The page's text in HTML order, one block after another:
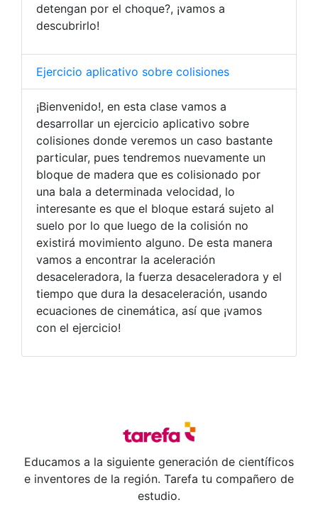
detengan por el choque?, ¡vamos a
descubrirlo!
Ejercicio aplicativo sobre colisiones
¡Bienvenido!, en esta clase vamos a
desarrollar un ejercicio aplicativo sobre
colisiones donde veremos un caso bastante
particular, pues tendremos nuevamente un
bloque de madera que es colisionado por
una bala a determinada velocidad, lo
interesante es que el bloque estará sujeto al
suelo por lo que luego de la colisión no
existirá movimiento alguno. De esta manera
vamos a encontrar la aceleración
desaceleradora, la fuerza desaceleradora y el
tiempo que dura la desaceleración, usando
ecuaciones de cinemática, así que ¡vamos
con el ejercicio!
Educamos a la siguiente generación de científicos
e inventores de la región. Tarefa tu compañero de
estudio.